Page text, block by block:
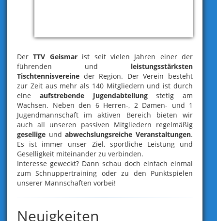
DerTTV Geismarist seit vielen Jahren einer der
führenden und leistungsstärksten
Tischtennisvereine der Region. Der Verein besteht
zur Zeit aus mehr als 140 Mitgliedern und ist durch
eine aufstrebende Jugendabteilungstetig am
Wachsen. Neben den 6 Herren-, 2 Damen- und 1
Jugendmannschaft im aktiven Bereich bieten wir
auch all unseren passiven Mitgliedern regelmäßig
gesellige undabwechslungsreiche Veranstaltungen.
Es ist immer unser Ziel, sportliche Leistung und
Geselligkeit miteinander zu verbinden.
Interesse geweckt? Dann schau doch einfach einmal
zum Schnuppertraining oder zu den Punktspielen
unserer Mannschaften vorbei!
Neuigkeiten